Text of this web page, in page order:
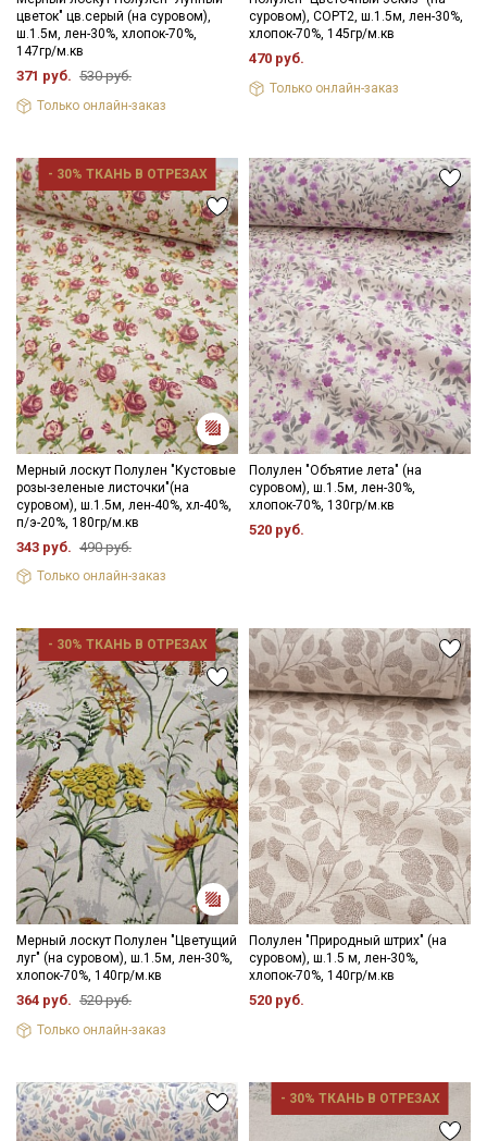
цветок" цв.серый (на суровом),
ш.1.5м, лен-30%, хлопок-70%,
147гр/м.кв
371 руб. 530 руб.
Только онлайн-заказ
суровом), СОРТ2, ш.1.5м, лен-30%,
хлопок-70%, 145гр/м.кв
470 руб.
Только онлайн-заказ
- 30% ТКАНЬ В ОТРЕЗАХ
Мерный лоскут Полулен "Кустовые
розы-зеленые листочки"(на
суровом), ш.1.5м, лен-40%, хл-40%,
п/э-20%, 180гр/м.кв
343 руб. 490 руб.
Только онлайн-заказ
Полулен "Объятие лета" (на
суровом), ш.1.5м, лен-30%,
хлопок-70%, 130гр/м.кв
520 руб.
- 30% ТКАНЬ В ОТРЕЗАХ
Мерный лоскут Полулен "Цветущий
луг" (на суровом), ш.1.5м, лен-30%,
хлопок-70%, 140гр/м.кв
364 руб. 520 руб.
Только онлайн-заказ
Полулен "Природный штрих" (на
суровом), ш.1.5 м, лен-30%,
хлопок-70%, 140гр/м.кв
520 руб.
- 30% ТКАНЬ В ОТРЕЗАХ